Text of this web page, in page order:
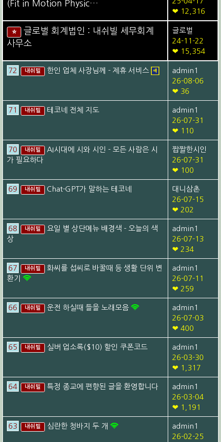
(Fit in Motion Physic…
❤ 12,316
⭐
글로벌 회계법인 : 내쉬빌 세무회계
사무소
글로벌
24-11-22
❤ 15,354
72 내쉬빌 한인 업체 사장님께 - 제휴 서비스
admin1
26-08-06
❤ 36
71 내쉬빌 테코네 전체 지도
admin1
26-07-31
❤ 110
70 내쉬빌
AI시대에 시와 시인 - 모든 사람은 시
가 필요하다
짭짤한시인
26-07-31
❤ 100
69 내쉬빌 Chat-GPT가 말하는 테코네
대니삼촌
26-07-15
❤ 202
68 내쉬빌
요일 별 상단메뉴 배경색 - 오늘의 색
상
admin1
26-07-13
❤ 234
67 내쉬빌
화씨를 섭씨로 바꿀때 등 생활 단위 변
환기
admin1
26-07-11
❤ 259
66 내쉬빌 운전 하실때 들을 노래모음
admin1
26-07-03
❤ 400
65 내쉬빌 실버 업소록($10) 할인 쿠폰코드
admin1
26-03-30
❤ 1,317
64 내쉬빌 특정 종교에 편향된 글을 환영합니다
admin1
26-03-04
❤ 1,191
63 내쉬빌 심란한 청바지 두 개
admin1
26-02-25